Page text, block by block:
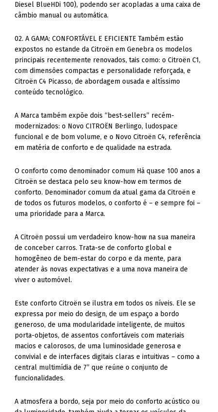
Diesel BlueHDi 100), podendo ser acopladas a uma caixa de
câmbio manual ou automática.
02. A GAMA: CONFORTÁVEL E EFICIENTE Também estão
expostos no estande da Citroën em Genebra os modelos
principais recentemente renovados, tais como: o Citroën C1,
com dimensões compactas e personalidade reforçada, e
Citroën C4 Picasso, de abordagem ousada e altíssimo
conteúdo tecnológico.
A Marca também expõe dois “best-sellers” recém-
modernizados: o Novo CITROËN Berlingo, ludospace
funcional e de bom volume, e o Novo Citroën C4, referência
em matéria de conforto e de qualidade na estrada.
O conforto como denominador comum Há quase 100 anos a
Citroën se destaca pelo seu know-how em termos de
conforto. Denominador comum da atual gama da Citroën e
de todos os futuros modelos, o conforto é – e sempre foi –
uma prioridade para a Marca.
A Citroën possui um verdadeiro know-how na sua maneira
de conceber carros. Trata-se de conforto global e
homogêneo de bem-estar do corpo e da mente, para
atender às novas expectativas e a uma nova maneira de
viver o automóvel.
Este conforto Citroën se ilustra em todos os níveis. Ele se
expressa por meio do design, de um espaço a bordo
generoso, de uma modularidade inteligente, de muitos
porta-objetos, de assentos confortáveis ​​com materiais
macios e calorosos, de uma luminosidade generosa e
convivial e de interfaces digitais claras e intuitivas – como a
central multimídia de 7” que reúne o conjunto de
funcionalidades.
A atmosfera a bordo, seja por meio do conforto acústico ou